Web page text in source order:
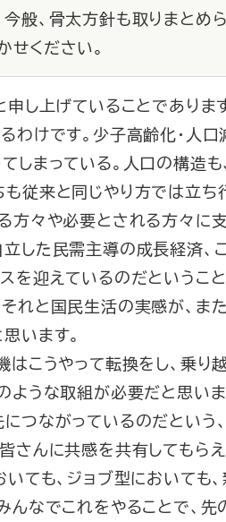
般、骨太方針も取りまとめ
せください。
申し上げていることであり
わけです。少子高齢化・人
しまっている。人口の構造も
従来と同じやり方では立ち
方々や必要とされる方々に
した民需主導の成長経済、
を迎えているのだというこ
れと国民生活の実感が、ま
います。
こうやって転換をし、乗り
ような取組が必要だと思い
つながっているのだという
さんに共感を共有してもらえ
ても、ジョブ型においても
んなでこれをやることで、先